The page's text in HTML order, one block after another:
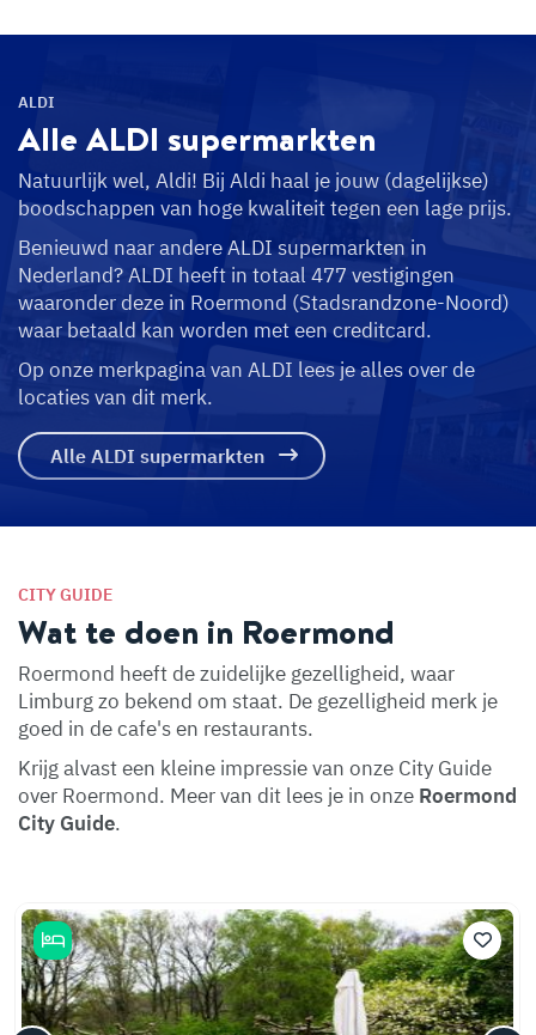
ALDI
Alle ALDI supermarkten
Natuurlijk wel, Aldi! Bij Aldi haal je jouw (dagelijkse)
boodschappen van hoge kwaliteit tegen een lage prijs.
Benieuwd naar andere ALDI supermarkten in
Nederland? ALDI heeft in totaal 477 vestigingen
waaronder deze in Roermond (Stadsrandzone-Noord)
waar betaald kan worden met een creditcard.
Op onze merkpagina van ALDI lees je alles over de
locaties van dit merk.
Alle ALDI supermarkten
CITY GUIDE
Wat te doen in Roermond
Roermond heeft de zuidelijke gezelligheid, waar
Limburg zo bekend om staat. De gezelligheid merk je
goed in de cafe's en restaurants.
Krijg alvast een kleine impressie van onze City Guide
over Roermond. Meer van dit lees je in onze Roermond
City Guide.